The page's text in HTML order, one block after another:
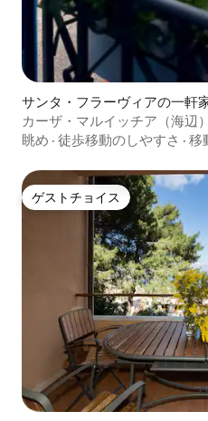
サンタ・フラーヴィアの一軒
カーザ・マルイッチア（海辺）
眺め · 徒歩移動のしやすさ · 移
ゲストチョイス
ゲストチョイス